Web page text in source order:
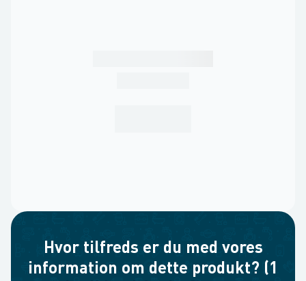
Hvor tilfreds er du med vores
information om dette produkt? (1